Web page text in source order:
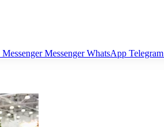
Messenger Messenger WhatsApp Telegram